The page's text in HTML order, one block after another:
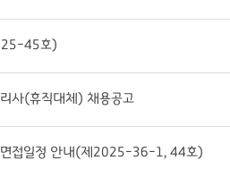
45호)
사(휴직대체) 채용공고
면접일정 안내(제2025-36-1, 44호)